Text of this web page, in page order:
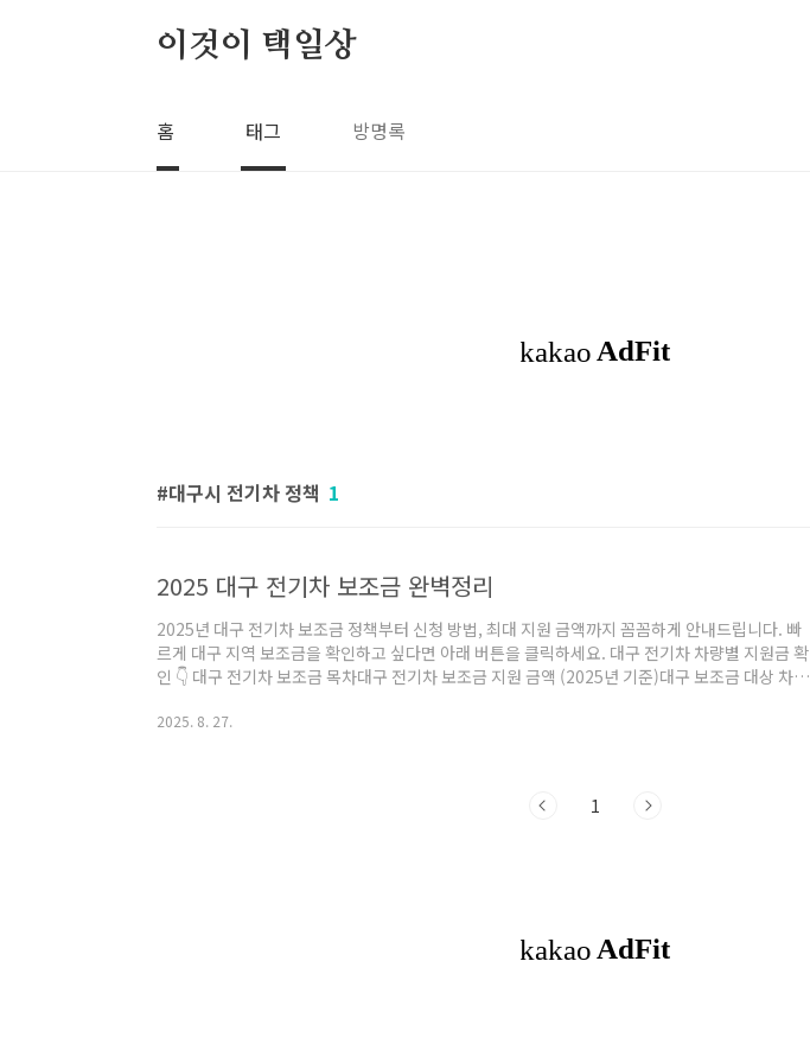
이것이 택일상
홈 태그 방명록
대구시 전기차 정책 1
2025 대구 전기차 보조금 완벽정리
2025년 대구 전기차 보조금 정책부터 신청 방법, 최대 지원 금액까지 꼼꼼하게 안내드립니다. 빠
르게 대구 지역 보조금을 확인하고 싶다면 아래 버튼을 클릭하세요. 대구 전기차 차량별 지원금 확
인 👇 대구 전기차 보조금 목차대구 전기차 보조금 지원 금액 (2025년 기준)대구 보조금 대상 차종
원 확대 정책요약: 2025 대구 전기차 보조금 핵심 대구광역시는 2025년에도 전기차 구매 시 국고
2025. 8. 27.
1